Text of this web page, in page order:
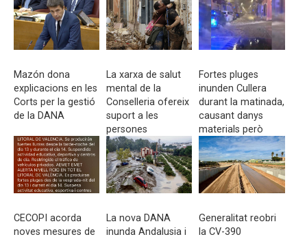
Mazón dona
explicacions en les
Corts per la gestió
de la DANA
La xarxa de salut
mental de la
Conselleria ofereix
suport a les
persones
afectades per la
DANA
Fortes pluges
inunden Cullera
durant la matinada,
causant danys
materials però
sense incidents
greus
CECOPI acorda
noves mesures de
La nova DANA
inunda Andalusia i
Generalitat reobri
la CV-390